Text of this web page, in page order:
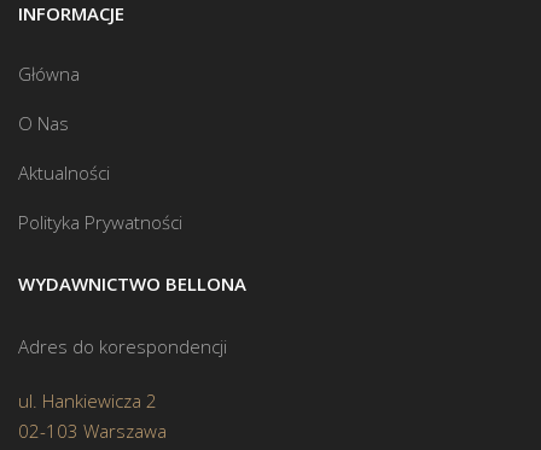
INFORMACJE
Główna
O Nas
Aktualności
Polityka Prywatności
WYDAWNICTWO BELLONA
Adres do korespondencji
ul. Hankiewicza 2
02-103 Warszawa